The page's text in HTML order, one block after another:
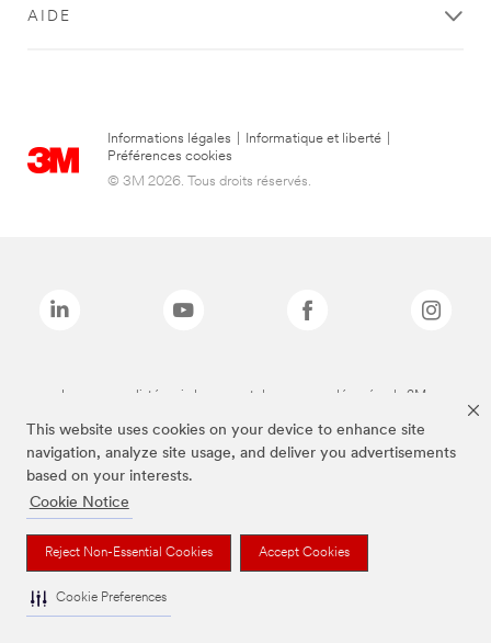
This website uses cookies on your device to enhance site
navigation, analyze site usage, and deliver you advertisements
based on your interests.
Cookie Notice
Reject Non-Essential Cookies Accept Cookies
Cookie Preferences
AIDE
Informations légales Informatique et liberté
Préférences cookies
© 3M 2026. Tous droits réservés.
Les marques listées ci-dessus sont des marques déposées de 3M.